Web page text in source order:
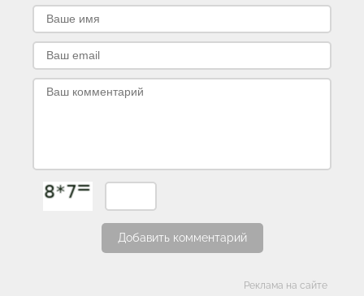
Добавить комментарий
Реклама на сайте